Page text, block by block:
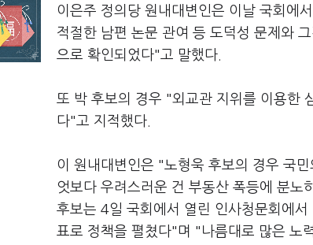
이은주 정의당 원내대변인은 이날 국회에
적절한 남편 논문 관여 등 도덕성 문제와
으로 확인되었다"고 말했다.
또 박 후보의 경우 "외교관 지위를 이용한
다"고 지적했다.
이 원내대변인은 "노형욱 후보의 경우 국
엇보다 우려스러운 건 부동산 폭등에 분노
후보는 4일 국회에서 열린 인사청문회에
표로 정책을 펼쳤다"며 "나름대로 많은 노